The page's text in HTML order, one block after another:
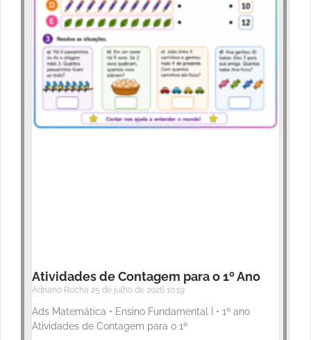
Atividades de Contagem para o 1º Ano
Adriano Rocha 25 de julho de 2026 10:19
Ads Matemática • Ensino Fundamental I • 1º ano
Atividades de Contagem para o 1º